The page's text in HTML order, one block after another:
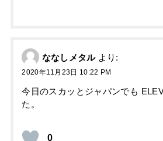
ななしメタル より:
2020年11月23日 10:22 PM
今日のスカッとジャパンでも
た。
0